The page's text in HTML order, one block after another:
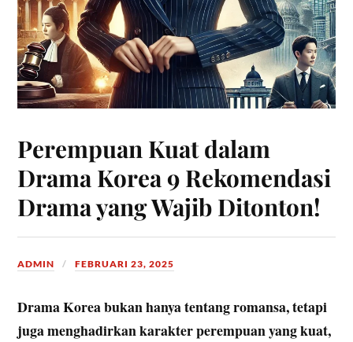
Perempuan Kuat dalam
Drama Korea 9 Rekomendasi
Drama yang Wajib Ditonton!
ADMIN FEBRUARI 23, 2025
Drama Korea bukan hanya tentang romansa, tetapi
juga menghadirkan karakter perempuan yang kuat,